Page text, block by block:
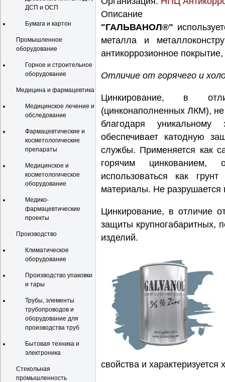
ДСП и ОСП
Бумага и картон
Промышленное
оборудование
Горное и строительное
оборудование
Медицина и фармацевтика
Медицинское лечение и
обследование
Фармацевтические и
косметологические
препараты
Медицинское и
косметологическое
оборудование
Медико-
фармацевтические
проекты
Производство
Климатическое
оборудование
Производство упаковки
и тары
Трубы, элементы
трубопроводов и
оборудование для
производства труб
Бытовая техника и
электроника
Стекольная
промышленность
Описание
"ГАЛЬВАНОЛ®"
металла и
антикоррозионное
Отличие от горячего и
Цинкирование, в
(цинконаполненных ЛКМ),
благодаря уникальному
обеспечивает катодную
службы. Применяется как
горячим цинкованием,
использоваться как
материалы. Не
Цинкирование, в отличие
защиты крупногабаритных,
изделий.
свойства и